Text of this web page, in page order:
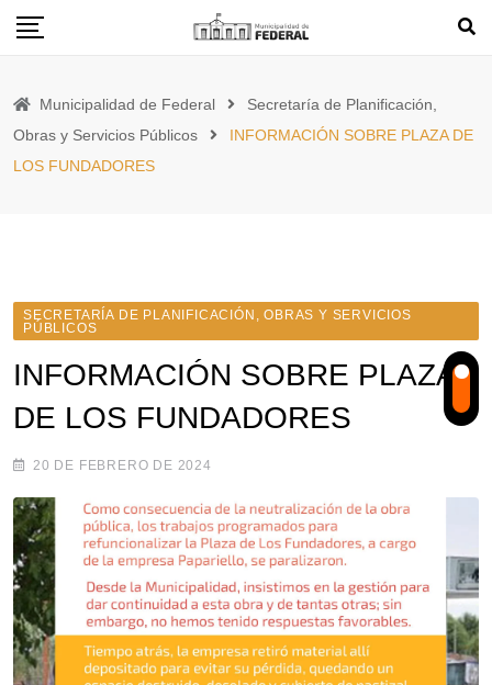
Skip
Municipalidad de Federal
Secretaría de Planificación,
Obras y Servicios Públicos
INFORMACIÓN SOBRE PLAZA DE
LOS FUNDADORES
SECRETARÍA DE PLANIFICACIÓN, OBRAS Y SERVICIOS
PÚBLICOS
INFORMACIÓN SOBRE PLAZA
DE LOS FUNDADORES
20 DE FEBRERO DE 2024